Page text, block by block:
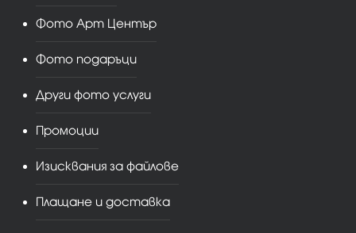
Фото Арт Център
Фото подаръци
Други фото услуги
Промоции
Изисквания за файлове
Плащане и доставка